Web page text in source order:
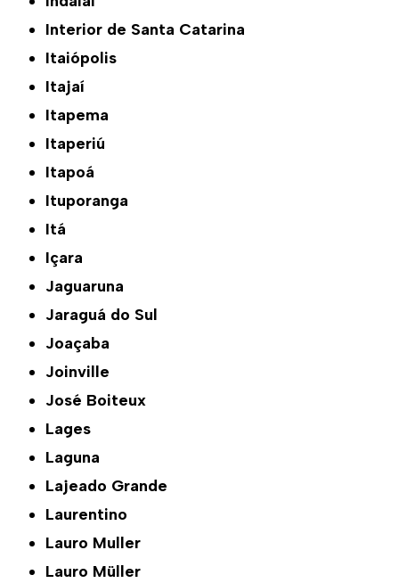
Interior de Santa Catarina
Itaiópolis
Itajaí
Itapema
Itaperiú
Itapoá
Ituporanga
Itá
Içara
Jaguaruna
Jaraguá do Sul
Joaçaba
Joinville
José Boiteux
Lages
Laguna
Lajeado Grande
Laurentino
Lauro Muller
Lauro Müller